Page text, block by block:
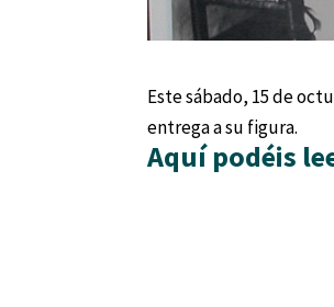
Este sábado, 15 de
entrega a su figura.
Aquí podéis